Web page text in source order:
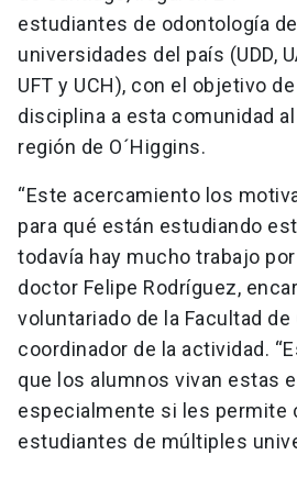
estudiantes de odontología
universidades del país (UDD,
UFT y UCH), con el objetivo
disciplina a esta comunidad
región de O´Higgins.
“Este acercamiento los
para qué están estudiando
todavía hay mucho trabajo
doctor Felipe Rodríguez,
voluntariado de la Facultad de
coordinador de la actividad.
que los alumnos vivan estas
especialmente si les permite
estudiantes de múltiples